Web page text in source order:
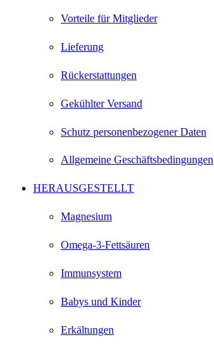
Vorteile für Mitglieder
Lieferung
Rückerstattungen
Gekühlter Versand
Schutz personenbezogener Daten
Allgemeine Geschäftsbedingungen
HERAUSGESTELLT
Magnesium
Omega-3-Fettsäuren
Immunsystem
Babys und Kinder
Erkältungen